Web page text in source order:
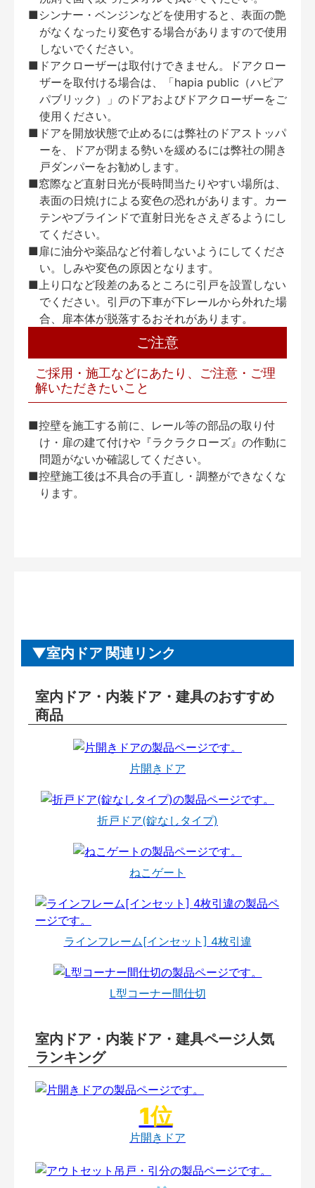
■シンナー・ベンジンなどを使用すると、表面の艶
がなくなったり変色する場合がありますので使用
しないでください。
■ドアクローザーは取付けできません。ドアクロー
ザーを取付ける場合は、「hapia public（ハピア
パブリック）」のドアおよびドアクローザーをご
使用ください。
■ドアを開放状態で止めるには弊社のドアストッパ
ーを、ドアが閉まる勢いを緩めるには弊社の開き
戸ダンパーをお勧めします。
■窓際など直射日光が長時間当たりやすい場所は、
表面の日焼けによる変色の恐れがあります。カー
テンやブラインドで直射日光をさえぎるようにし
てください。
■扉に油分や薬品など付着しないようにしてくださ
い。しみや変色の原因となります。
■上り口など段差のあるところに引戸を設置しない
でください。引戸の下車が下レールから外れた場
合、扉本体が脱落するおそれがあります。
ご注意
ご採用・施工などにあたり、ご注意・ご理
解いただきたいこと
■控壁を施工する前に、レール等の部品の取り付
け・扉の建て付けや『ラクラクローズ』の作動に
問題がないか確認してください。
■控壁施工後は不具合の手直し・調整ができなくな
ります。
室内ドア 関連リンク
室内ドア・内装ドア・建具のおすすめ
商品
片開きドア
折戸ドア(錠なしタイプ)
ねこゲート
ラインフレーム[インセット] 4枚引違
L型コーナー間仕切
室内ドア・内装ドア・建具ページ人気
ランキング
片開きドア